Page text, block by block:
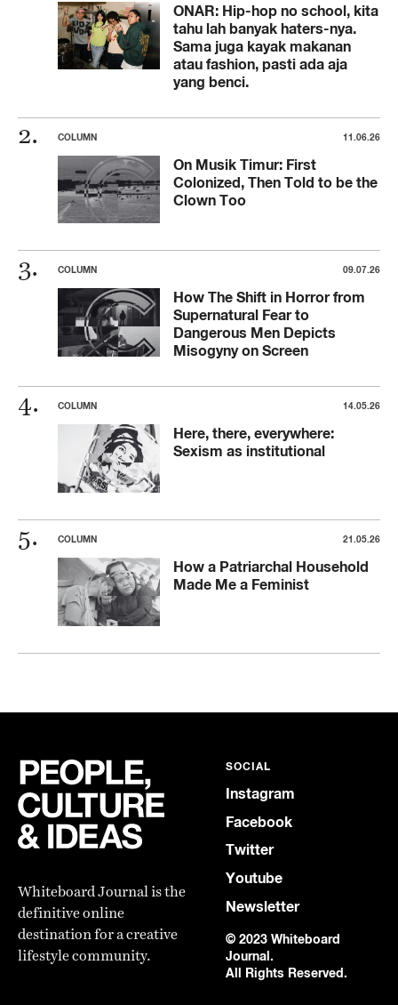
ONAR: Hip-hop no school, kita
tahu lah banyak haters-nya.
Sama juga kayak makanan
atau fashion, pasti ada aja
yang benci.
COLUMN 11.06.26
On Musik Timur: First
Colonized, Then Told to be the
Clown Too
COLUMN 09.07.26
How The Shift in Horror from
Supernatural Fear to
Dangerous Men Depicts
Misogyny on Screen
COLUMN 14.05.26
Here, there, everywhere:
Sexism as institutional
COLUMN 21.05.26
How a Patriarchal Household
Made Me a Feminist
Whiteboard Journal is the
definitive online
destination for a creative
lifestyle community.
SOCIAL
Instagram
Facebook
Twitter
Youtube
Newsletter
© 2023 Whiteboard
Journal.
All Rights Reserved.